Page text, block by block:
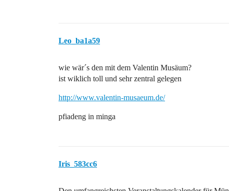
Leo_ba1a59
wie wär´s den mit dem Valentin Musäum?
ist wiklich toll und sehr zentral gelegen
http://www.valentin-musaeum.de/
pfiadeng in minga
Iris_583cc6